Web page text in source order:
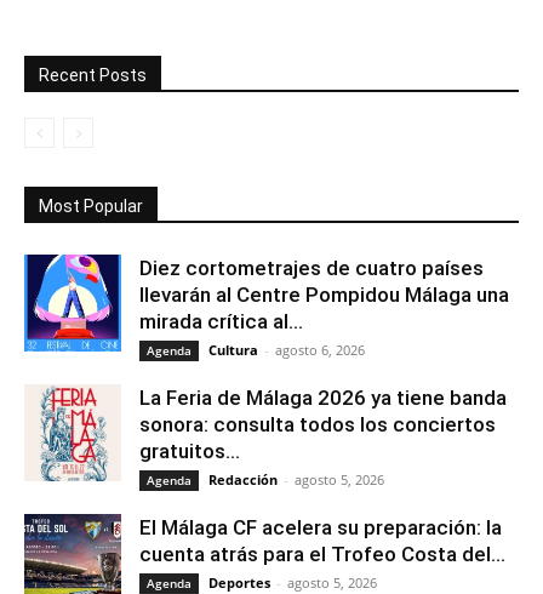
Recent Posts
Most Popular
Diez cortometrajes de cuatro países
llevarán al Centre Pompidou Málaga una
mirada crítica al...
Agenda Cultura - agosto 6, 2026
La Feria de Málaga 2026 ya tiene banda
sonora: consulta todos los conciertos
gratuitos...
Agenda Redacción - agosto 5, 2026
El Málaga CF acelera su preparación: la
cuenta atrás para el Trofeo Costa del...
Agenda Deportes - agosto 5, 2026